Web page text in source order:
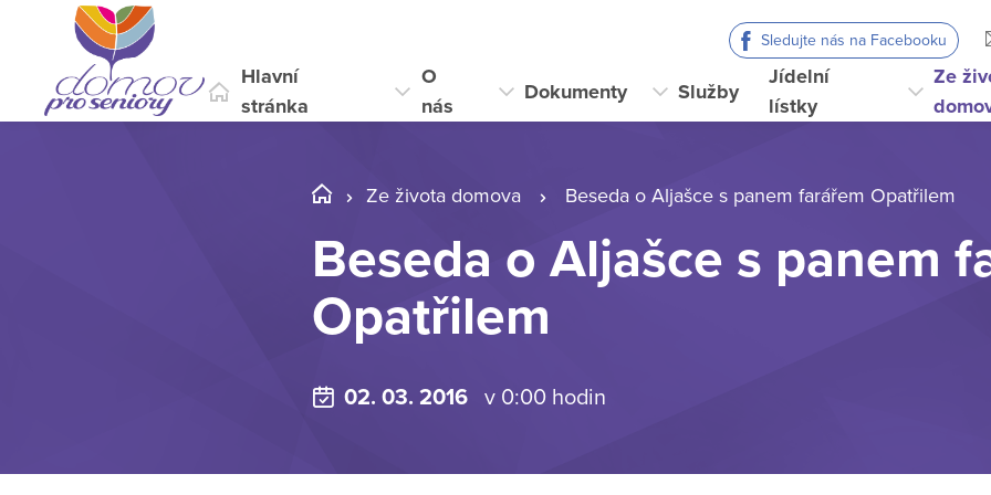
Sledujte nás na Facebooku
Hlavní
stránka
O
nás
Dokumenty Služby
Jídelní
lístky
Ze
Ze života domova Beseda o Aljašce s panem farářem Opatřilem
Beseda o Aljašce s panem
Opatřilem
02. 03. 2016 v 0:00 hodin